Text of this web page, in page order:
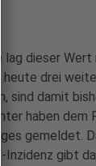
dieser Wert
heute drei
sind damit
haben dem
gemeldet.
Inzidenz gibt